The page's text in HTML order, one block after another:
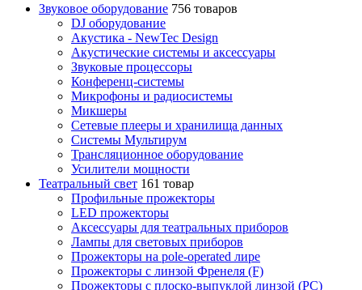
Звуковое оборудование 756 товаров
DJ оборудование
Акустика - NewTec Design
Акустические системы и аксессуары
Звуковые процессоры
Конференц-системы
Микрофоны и радиосистемы
Микшеры
Сетевые плееры и хранилища данных
Системы Мультирум
Трансляционное оборудование
Усилители мощности
Театральный свет 161 товар
Профильные прожекторы
LED прожекторы
Аксессуары для театральных приборов
Лампы для световых приборов
Прожекторы на pole-operated лире
Прожекторы с линзой Френеля (F)
Прожекторы с плоско-выпуклой линзой (PC)